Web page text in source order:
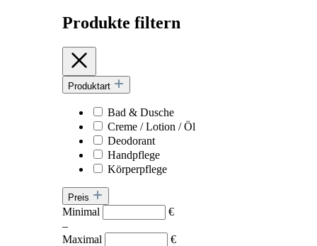
Produkte filtern
Produktart
Bad & Dusche
Creme / Lotion / Öl
Deodorant
Handpflege
Körperpflege
Preis
Minimal
€
–
Maximal
€